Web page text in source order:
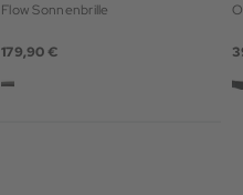
Flow Sonnenbrille
179,90 €